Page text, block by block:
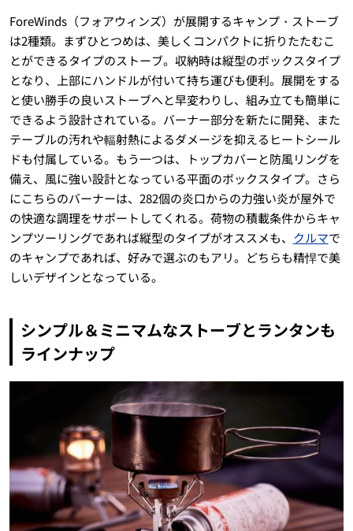
ForeWinds（フォアウィンズ）が展開するキャンプ・ストーブ
は2種類。まずひとつめは、美しくコンパクトに折りたたむこ
とができるタイプのストーブ。収納時は縦型のボックスタイプ
となり、上部にハンドルが付いて持ち運びも便利。展開をする
と使い勝手の良いストーブへと早変わりし、組み立ても簡単に
できるよう設計されている。バーナー部分を新たに開発、また
テーブルの汚れや輻射熱によるダメージを抑えるヒートシール
ドも付属している。もう一つは、トップカバーと防風リングを
備え、風に強い設計となっている平面のボックスタイプ。さら
にこちらのバーナーは、282個の炎口からの力強い炎が屋外で
の快適な調理をサポートしてくれる。荷物の積載条件からキャ
ンプツーリングであれば縦型のタイプがオススメも、 クルマで
のキャンプであれば、好みで選ぶのもアリ。どちらも精悍で美
しいデザインとなっている。
シンプル＆ミニマムなストーブとランタンも
ラインナップ